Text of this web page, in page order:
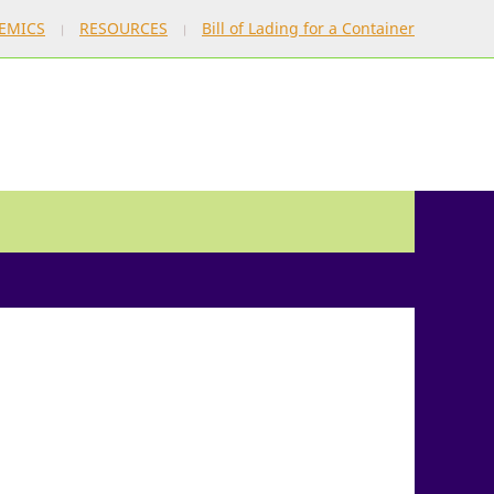
RESOURCES Bill of Lading for a Container